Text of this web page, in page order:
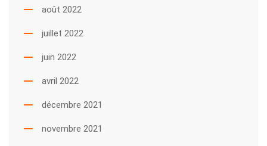
août 2022
juillet 2022
juin 2022
avril 2022
décembre 2021
novembre 2021